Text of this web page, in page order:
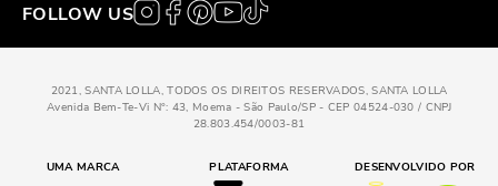
FOLLOW US
2021, SANTA LOLLA, TODOS OS DIREITOS RESERVADOS, SANTA LOLLA
Avenida Bem-Te-Vi N°: 43, Moema - São Paulo/SP - CEP 04524-030 / CNPJ
28.803.454/0003-81
UMA MARCA PLATAFORMA DESENVOLVIDO POR